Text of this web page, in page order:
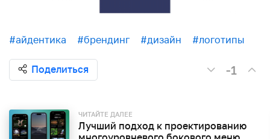
#айдентика #брендинг #дизайн #логотипы
Поделиться -1
ЧИТАЙТЕ ДАЛЕЕ
Лучший подход к проектированию